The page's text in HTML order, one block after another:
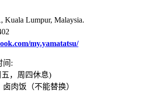
Kuala Lumpur, Malaysia.
my.yamatatsu/
间:
五，周四休息)
肉饭（不能替换）